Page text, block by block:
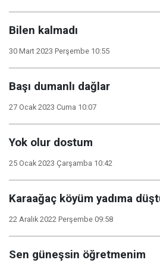
Bilen kalmadı
30 Mart 2023 Perşembe 10:55
Başı dumanlı dağlar
27 Ocak 2023 Cuma 10:07
Yok olur dostum
25 Ocak 2023 Çarşamba 10:42
Karaağaç köyüm yadıma
22 Aralık 2022 Perşembe 09:58
Sen güneşsin öğretmenim